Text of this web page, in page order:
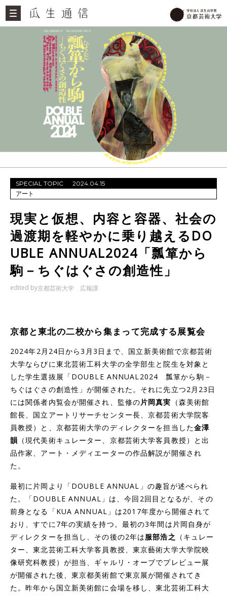
SPECIAL TOPIC 2024.04.15
アート
現実と仮想、内容と容器、社会の
過渡期を軽やかに乗り越えるDO
UBLE ANNUAL2024「瓢箪から
駒－ちぐはぐさの創造性」
edited by京都芸術大学 広報課
京都と東北の二校から集まって完成する展覧会
2024年2月24日から3月3日まで、国立新美術館で京都芸術
大学ならびに東北芸術工科大学の全学部生と院生を対象と
した学生選抜展「DOUBLE ANNUAL2024 瓢箪から駒－
ちぐはぐさの創造性」が開催された。それに先立つ2月23日
には関係者内覧会が開催され、監修の片岡真実 （森美術館
館長、国立アートリサーチセンター長、京都芸術大学院客
員教授）と、京都芸術大学のディレクターを担当した金澤
韻 （現代美術キュレーター、京都芸術大学客員教授）と出
品作家、アート・メディエーターの作品解説が開催され
た。
最初に片岡より「DOUBLE ANNUAL」の趣旨が述べられ
た。「DOUBLE ANNUAL」は、今回2回目となるが、その
前身となる「KUA ANNUAL」は2017年度から開催されて
おり、すでに7年の実績を持つ。最初の3年間は片岡自身が
ディレクターを担当し、その後の2年は服部浩之 （キュレー
ター、東北芸術工科大学客員教授、東京藝術大学大学院映
像研究科教授）が担当、ギャルリ・オーブでプレビュー展
が開催された後、東京都美術館で東京展が開催されてき
た。昨年から国立新美術館に会場を移し、東北芸術工科大